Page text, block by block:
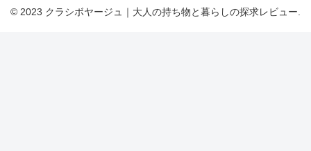
© 2023 クラシボヤージュ｜大人の持ち物と暮らしの探求レビュー.